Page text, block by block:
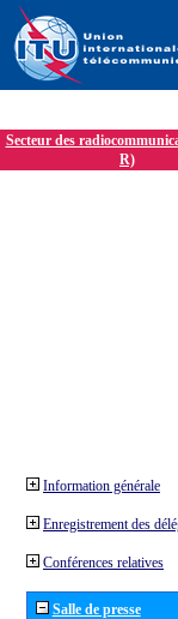
Secteur des
R)
Information générale
Enregistrement des
Conférences relatives
Salle de presse